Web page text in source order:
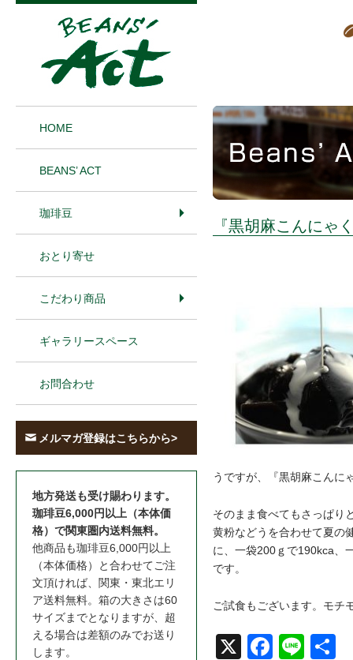
『黒胡麻こんに
うですが、『黒胡麻こんに
そのまま食べてもさっぱり
黄粉などうを合わせて夏の
に、一袋200ｇで190kca、
です。
ご試食もございます。モチ
Face
Line
HOME
BEANS’ ACT
珈琲豆
おとり寄せ
こだわり商品
ギャラリースペース
お問合わせ
メルマガ登録はこちらから>
地方発送も受け賜わります。
珈琲豆6,000円以上（本体価
格）で関東圏内送料無料。
他商品も珈琲豆6,000円以上
（本体価格）と合わせてご注
文頂ければ、関東・東北エリ
ア送料無料。箱の大きさは60
サイズまでとなりますが、超
える場合は差額のみでお送り
します。